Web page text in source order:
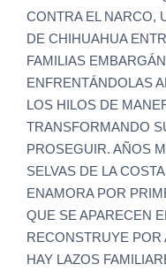
CONTRA EL NARCO,
DE CHIHUAHUA
FAMILIAS
ENFRENTÁNDOLAS
LOS HILOS DE
TRANSFORMANDO
PROSEGUIR. AÑOS
SELVAS DE LA
ENAMORA POR
QUE SE APARECEN
RECONSTRUYE
HAY LAZOS